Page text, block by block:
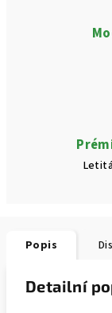
Popis
Detailní